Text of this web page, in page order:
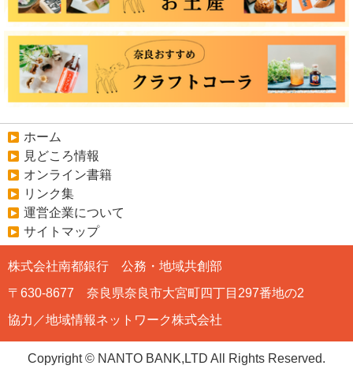
ホーム
見どころ情報
オンライン書籍
リンク集
運営企業について
サイトマップ
株式会社南都銀行 公務・地域共創部
〒630-8677 奈良県奈良市大宮町四丁目297番地の2
協力／地域情報ネットワーク株式会社
Copyright © NANTO BANK,LTD All Rights Reserved.